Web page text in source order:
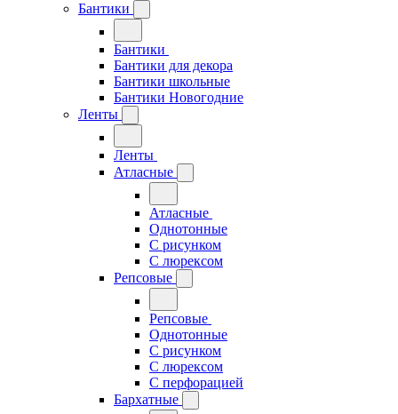
Бантики
Бантики
Бантики для декора
Бантики школьные
Бантики Новогодние
Ленты
Ленты
Атласные
Атласные
Однотонные
С рисунком
С люрексом
Репсовые
Репсовые
Однотонные
С рисунком
С люрексом
С перфорацией
Бархатные